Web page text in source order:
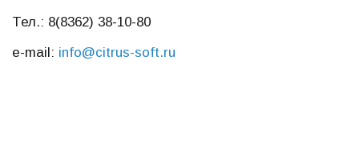
Тел.: 8(8362) 38-10-80
e-mail: info@citrus-soft.ru